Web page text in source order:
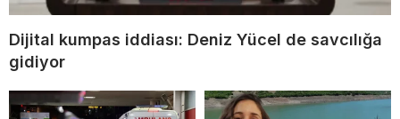
Dijital kumpas iddiası: Deniz Yücel de savcılığa
gidiyor